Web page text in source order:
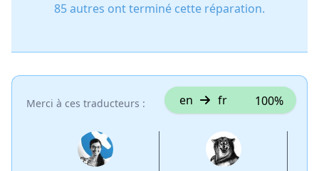
85 autres ont terminé cette réparation.
Merci à ces traducteurs : en fr 100%